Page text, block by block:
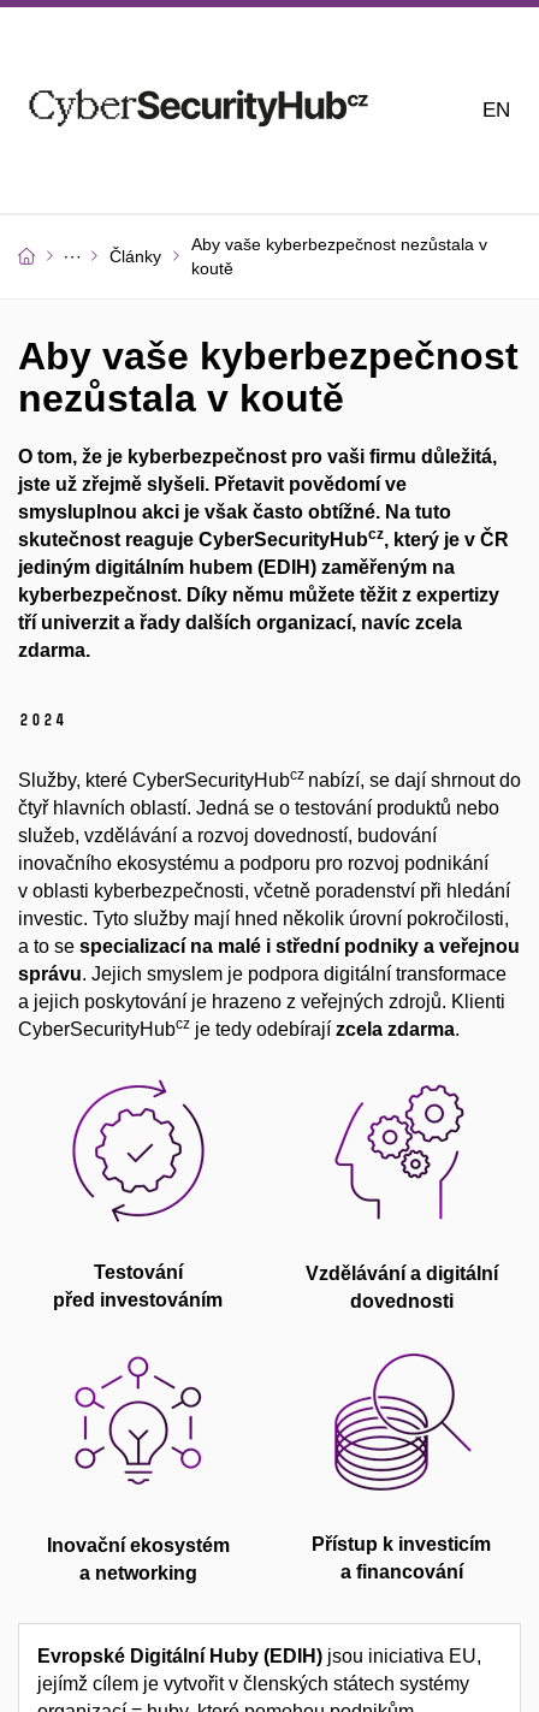
EN
Články
Aby vaše kyberbezpečnost nezůstala v
koutě
Aby vaše kyberbezpečnost
nezůstala v koutě
O tom, že je kyberbezpečnost pro vaši firmu důležitá,
jste už zřejmě slyšeli. Přetavit povědomí ve
smysluplnou akci je však často obtížné. Na tuto
skutečnost reaguje CyberSecurityHubcz, který je v ČR
jediným digitálním hubem (EDIH) zaměřeným na
kyberbezpečnost. Díky němu můžete těžit z expertizy
tří univerzit a řady dalších organizací, navíc zcela
zdarma.
2024
Služby, které CyberSecurityHubcz nabízí, se dají shrnout do
čtyř hlavních oblastí. Jedná se o testování produktů nebo
služeb, vzdělávání a rozvoj dovedností, budování
inovačního ekosystému a podporu pro rozvoj podnikání
v oblasti kyberbezpečnosti, včetně poradenství při hledání
investic. Tyto služby mají hned několik úrovní pokročilosti,
a to se specializací na malé i střední podniky a veřejnou
správu. Jejich smyslem je podpora digitální transformace
a jejich poskytování je hrazeno z veřejných zdrojů. Klienti
CyberSecurityHubcz je tedy odebírají zcela zdarma.
Testování
před investováním
Vzdělávání a digitální
dovednosti
Inovační ekosystém
a networking
Přístup k investicím
a financování
Evropské Digitální Huby (EDIH) jsou iniciativa EU,
jejímž cílem je vytvořit v členských státech systémy